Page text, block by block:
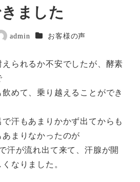
ました
admin カテゴリー
お客様の声
られるか不安でしたが、酵素
めて、乗り越えることができ
汗もあまりかかず出てからも
まりなかったのが
汗が流れ出て来て、汗腺が開
なりました。